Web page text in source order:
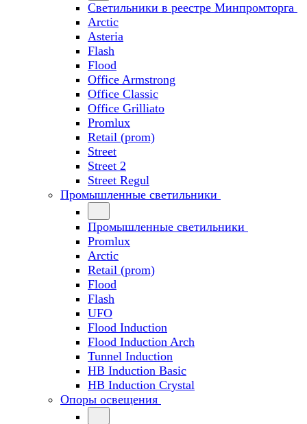
Светильники в реестре Минпромторга
Arctic
Asteria
Flash
Flood
Office Armstrong
Office Classic
Office Grilliato
Promlux
Retail (prom)
Street
Street 2
Street Regul
Промышленные светильники
Промышленные светильники
Promlux
Arctic
Retail (prom)
Flood
Flash
UFO
Flood Induction
Flood Induction Arch
Tunnel Induction
HB Induction Basic
HB Induction Crystal
Опоры освещения